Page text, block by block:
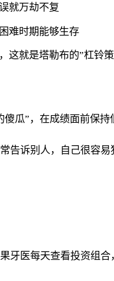
就万劫不复
难时期能够生存
这就是塔勒布的”杠铃
瓜”，在成绩面前保持
告诉别人，自己很容
牙医每天查看投资组